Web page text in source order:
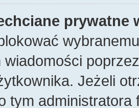
prywatne
Jeżeli
tym